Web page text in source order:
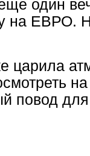
один
на ЕВРО.
царила
повод